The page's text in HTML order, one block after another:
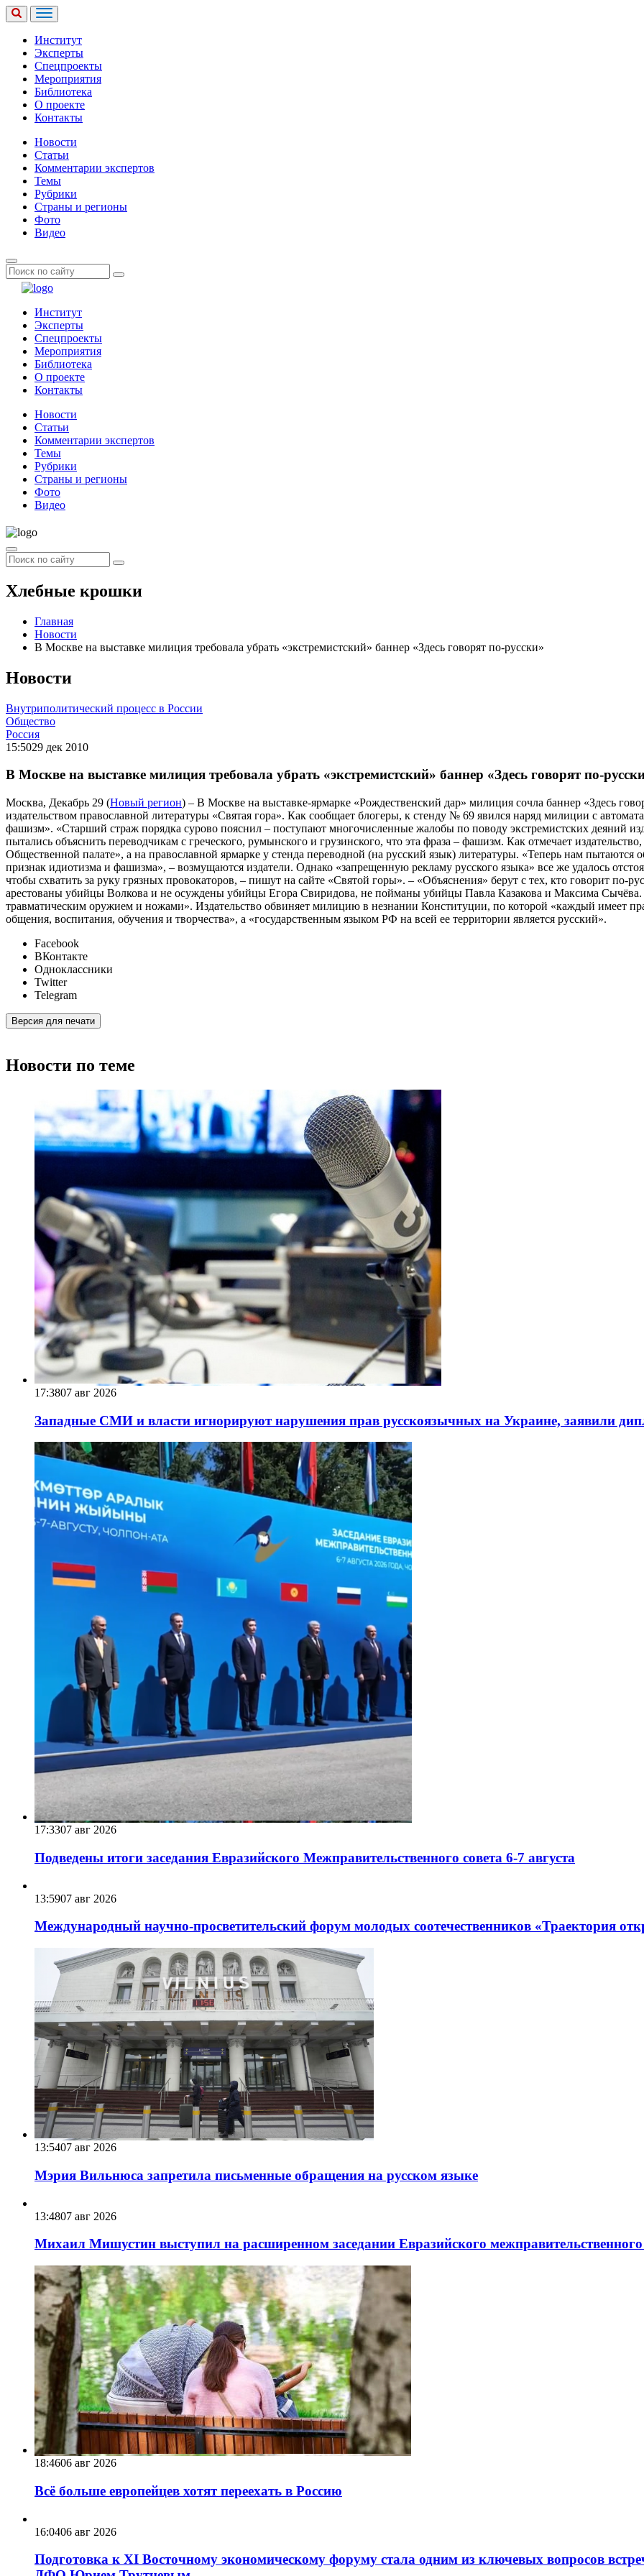
Институт
Эксперты
Спецпроекты
Мероприятия
Библиотека
О проекте
Контакты
Новости
Статьи
Комментарии экспертов
Темы
Рубрики
Страны и регионы
Фото
Видео
Институт
Эксперты
Спецпроекты
Мероприятия
Библиотека
О проекте
Контакты
Новости
Статьи
Комментарии экспертов
Темы
Рубрики
Страны и регионы
Фото
Видео
Хлебные крошки
Главная
Новости
В Москве на выставке милиция требовала убрать «экстремистский» баннер «Здесь говорят по-русски»
Новости
Внутриполитический процесс в России
Общество
Россия
15:5029 дек 2010
В Москве на выставке милиция требовала убрать «экстремистский» баннер «Здесь говорят по-
Москва, Декабрь 29 (Новый регион) – В Москве на выставке-ярмарке «Рождественский дар» милиция сочла баннер «Здесь
издательством православной литературы «Святая гора». Как сообщает блогеры, к стенду № 69 явился наряд милиции с
фашизм». «Старший страж порядка сурово пояснил – поступают многочисленные жалобы по поводу экстремистских деяний
пытались объяснить переводчикам с греческого, румынского и грузинского, что эта фраза – фашизм. Как отмечает
Общественной палате», а на православной ярмарке у стенда переводной (на русский язык) литературы. «Теперь нам пытаются
признак идиотизма и фашизма», – возмущаются издатели. Однако «запрещенную рекламу русского языка» все же удалось
чтобы схватить за руку грязных провокаторов, – пишут на сайте «Святой горы». – «Объяснения» берут с тех, кто говорит по-
арестованы убийцы Волкова и не осуждены убийцы Егора Свиридова, не пойманы убийцы Павла Казакова и Максима
травматическим оружием и ножами». Издательство обвиняет милицию в незнании Конституции, по которой «каждый имеет
общения, воспитания, обучения и творчества», а «государственным языком РФ на всей ее территории является русский».
Facebook
ВКонтакте
Одноклассники
Twitter
Telegram
Версия для печати
Новости по теме
17:3807 авг 2026
Западные СМИ и власти игнорируют нарушения прав русскоязычных на Украине, заявили
17:3307 авг 2026
Подведены итоги заседания Евразийского Межправительственного совета 6-7 августа
13:5907 авг 2026
Международный научно-просветительский форум молодых соотечественников «Траектория
13:5407 авг 2026
Мэрия Вильнюса запретила письменные обращения на русском языке
13:4807 авг 2026
Михаил Мишустин выступил на расширенном заседании Евразийского
18:4606 авг 2026
Всё больше европейцев хотят переехать в Россию
16:0406 авг 2026
Подготовка к XI Восточному экономическому форуму стала одним из ключевых вопросов